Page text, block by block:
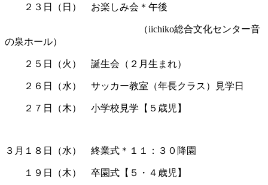
２３日（日） お楽しみ会＊午後
（iichiko総合文化センター音
の泉ホール）
２５日（火） 誕生会（２月生まれ）
２６日（水） サッカー教室（年長クラス）見学日
２７日（木） 小学校見学【５歳児】
３月１８日（水） 終業式＊１１：３０降園
１９日（木） 卒園式【５・４歳児】